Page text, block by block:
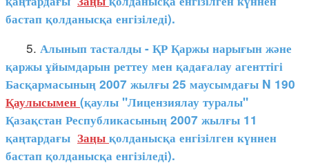
бастап қолданысқа енгізіледі).
5. Алынып тасталды - ҚР Қаржы нарығын және
қаржы ұйымдарын реттеу мен қадағалау агенттігі
Басқармасының 2007 жылғы 25 маусымдағы N 190
Қаулысымен (қаулы "Лицензиялау туралы"
Қазақстан Республикасының 2007 жылғы 11
қаңтардағы Заңы қолданысқа енгізілген күннен
бастап қолданысқа енгізіледі).